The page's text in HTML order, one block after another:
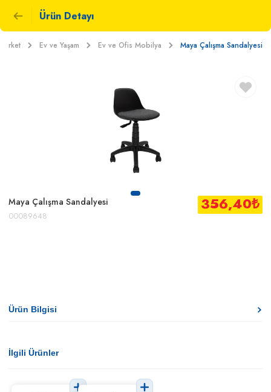
Ürün Detayı
Ev ve Yaşam Ev ve Ofis Mobilya Maya Çalışma Sandalyesi
Maya Çalışma Sandalyesi
00089648
356,40₺
Ürün Bilgisi
İlgili Ürünler